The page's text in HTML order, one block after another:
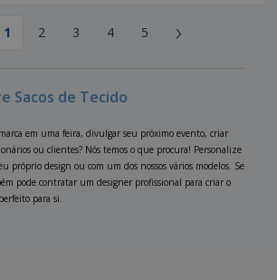
1 2 3 4 5 ›
Sacos de Tecido
em uma feira, divulgar seu próximo evento, criar
ou clientes? Nós temos o que procura! Personalize
próprio design ou com um dos nossos vários modelos. Se
pode contratar um designer profissional para criar o
para si.